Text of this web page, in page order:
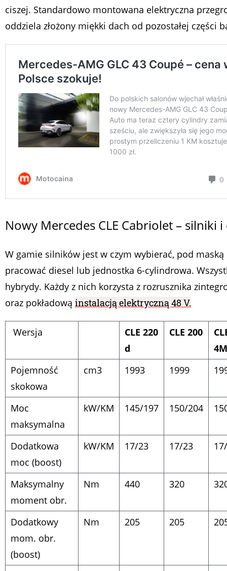
ciszej. Standardowo montowana elektryczna
oddziela złożony miękki dach od pozostałej części
Nowy Mercedes CLE Cabriolet – silniki i
W gamie silników jest w czym wybierać, pod maską
pracować diesel lub jednostka 6-cylindrowa.
hybrydy. Każdy z nich korzysta z rozrusznika
oraz pokładową instalacją elektryczną 48 V.
Wersja
CLE 220
d
CLE 200
Pojemność
skokowa
cm3 1993 1999
Moc
maksymalna
kW/KM 145/197 150/204
Dodatkowa
moc (boost)
kW/KM 17/23 17/23
Maksymalny
moment obr.
Nm 440 320
Dodatkowy
mom. obr.
(boost)
Nm 205 205